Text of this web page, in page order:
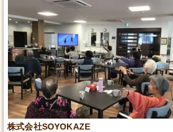
株式会社SOYOKAZE